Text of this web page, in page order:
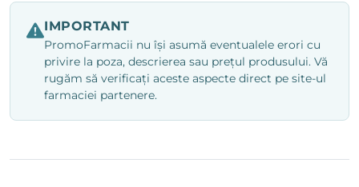
IMPORTANT
PromoFarmacii nu își asumă eventualele erori cu
privire la poza, descrierea sau prețul produsului. Vă
rugăm să verificați aceste aspecte direct pe site-ul
farmaciei partenere.